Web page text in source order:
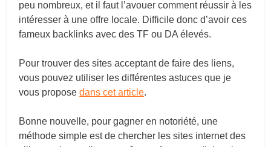
peu nombreux, et il faut l’avouer comment réussir à les
intéresser à une offre locale. Difficile donc d’avoir ces
fameux backlinks avec des TF ou DA élevés.
Pour trouver des sites acceptant de faire des liens,
vous pouvez utiliser les différentes astuces que je
vous proposedans cet article.
Bonne nouvelle, pour gagner en notoriété, une
méthode simple est de chercher les sites internet des